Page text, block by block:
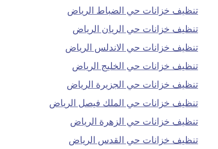
تنظيف خزانات حي الضباط الرياض
تنظيف خزانات حي الريان الرياض
تنظيف خزانات حي الاندلس الرياض
تنظيف خزانات حي الخليج الرياض
تنظيف خزانات حي الجزيرة الرياض
تنظيف خزانات حي الملك فيصل الرياض
تنظيف خزانات حي الزهرة الرياض
تنظيف خزانات حي القدس الرياض